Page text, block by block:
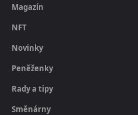
Magazín
NFT
Novinky
Peněženky
Rady a tipy
Směnárny